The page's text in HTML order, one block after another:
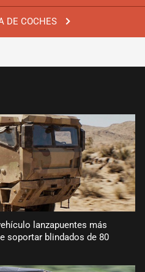
DE COCHES
lanzapuentes más
soportar blindados de 80